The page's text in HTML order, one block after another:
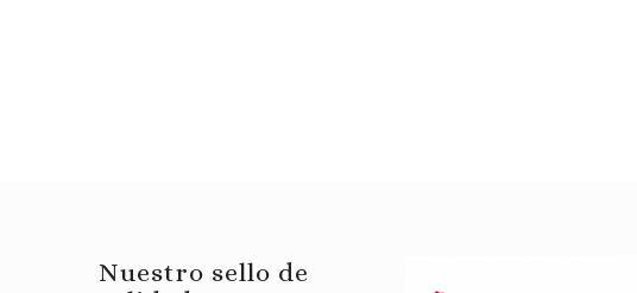
Nuestro sello de